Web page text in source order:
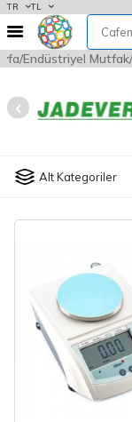
TR TL
Endüstriyel Mutfak
Alt Kategoriler